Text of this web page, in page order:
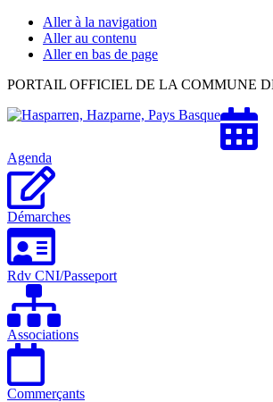
Aller à la navigation
Aller au contenu
Aller en bas de page
Hasparren,
Pays
PORTAIL OFFICIEL DE LA COMMUNE
Agenda
Démarches
Rdv CNI/Passeport
Associations
Commerçants